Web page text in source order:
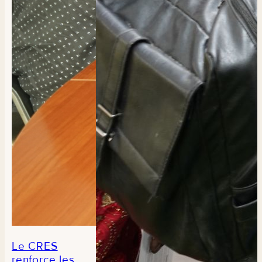
Le CRES
l’utilisation
de la Table
de
composition
des aliments
du Sénégal